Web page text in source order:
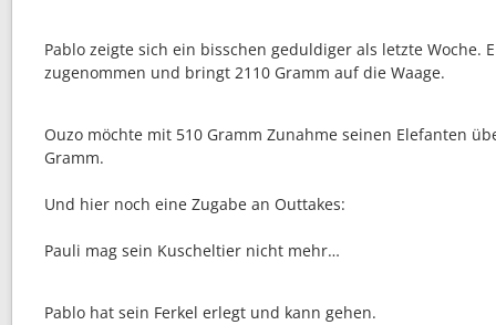
Pablo zeigte sich ein bisschen geduldiger als letzte Woche.
zugenommen und bringt 2110 Gramm auf die Waage.
Ouzo möchte mit 510 Gramm Zunahme seinen Elefanten
Gramm.
Und hier noch eine Zugabe an Outtakes:
Pauli mag sein Kuscheltier nicht mehr…
Pablo hat sein Ferkel erlegt und kann gehen.